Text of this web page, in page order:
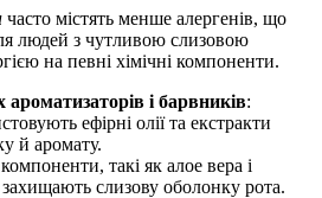
часто містять менше алергенів, що
людей з чутливою слизовою
на певні хімічні компоненти.
і барвників:
ефірні олії та екстракти
й аромату.
такі як алое вера і
слизову оболонку рота.